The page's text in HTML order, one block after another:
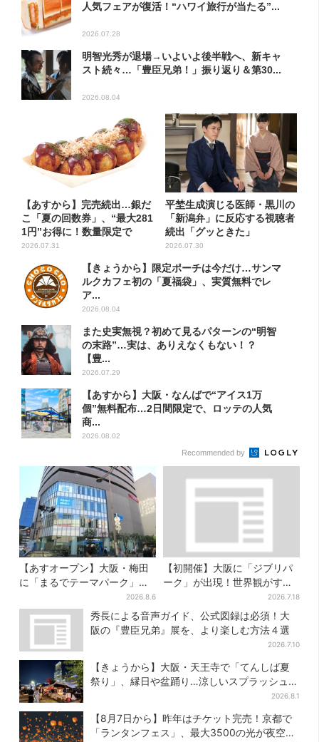
人気フェアが復活！“ハワイ旅行が当たる”...
2026.07.28
明智光秀が退場→いよいよ後半戦へ、新キャ
スト続々…「豊臣兄弟！」振り返り＆第30...
2026.08.04
【あすから】完売続出…銀だ
こ「夏の回数券」、“最大281
1円”お得に！数量限定で
2026.07.31
平埜生成演じる医師・黒川の
「新潟弁」に反応する視聴者
続出「グッときた」
2026.07.30
【きょうから】限定ポーチは今だけ…サンマ
ルクカフェ初の「夏福袋」、実質無料でレ
ア...
2026.08.04
また史実無視？初めて見るパターンの“明智
の末路”…実は、ありえなくもない！？
【豊...
2026.07.29
【あすから】大阪・なんばで“アイス1万
個”無料配布…2日間限定で、ロッテの人気
商...
2026.08.02
Recommended by
【あすオープン】大阪・梅田
に「まるでテーマパーク」な
巨大スポーツ店、461ブラン
ド集結！ 6フロアをまとめて
紹介
2026.8.6
【初開催】大阪に「ジブリパ
ーク」が出現！世界観がすご
い…細かな仕掛け＆巨大フォ
トスポットに注目
2026.7.18
秀長による音声ガイド、公式図録は必須！大
阪の『豊臣兄弟』展を、より楽しむ方法４選
2026.7.10
【きょうから】大阪・天王寺で「てんしば夏
祭り」、縁日や盆踊り…涼しいスプラッシュタ
2026.8.1
【8月7日から】昨年はチケット完売！京都で
「ランタンフェス」、最大3500の光が夜空